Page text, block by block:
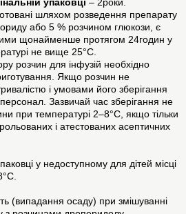
упаковці – 2роки.
шляхом розведення препарату
або 5 % розчином глюкози, є
щонайменше протягом 24годин у
не вище 25°C.
розчин для інфузій необхідно
Якщо розчин не
і умовами його зберігання
Зазвичай час зберігання не
при температурі 2–8°C, якщо тільки
і атестованих асептичних
у недоступному для дітей місці
(випадання осаду) при змішуванні